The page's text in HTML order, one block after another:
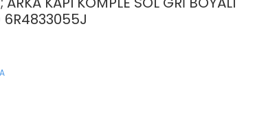
6R4833055J